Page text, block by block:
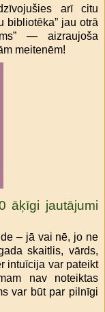
arī citu
bibliotēka” jau otrā
— aizraujoša
meitenēm!
āķīgi jautājumi
– jā vai nē, jo ne
skaitlis, vārds,
intuīcija var pateikt
nav noteiktas
var būt par pilnīgi